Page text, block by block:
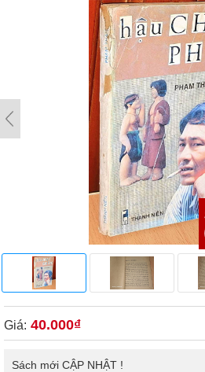
Giá: 40.000₫
Sách mới CẬP NHẬT !